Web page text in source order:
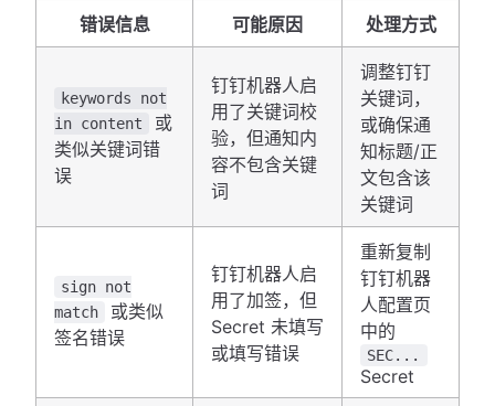
错误信息 可能原因 处理方式
keywords not
in content
或
类似关键词错
误
钉钉机器人启
用了关键词校
验，但通知内
容不包含关键
词
调整钉钉
关键词，
或确保通
知标题/正
文包含该
关键词
sign not
match
或类似
签名错误
钉钉机器人启
用了加签，但
Secret 未填写
或填写错误
重新复制
钉钉机器
人配置页
中的
SEC...
Secret